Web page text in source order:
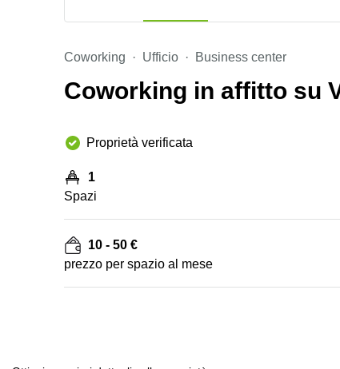
Coworking Ufficio Business center
Coworking in affitto su
Proprietà verificata
1
Spazi
10 - 50 €
prezzo per spazio al mese